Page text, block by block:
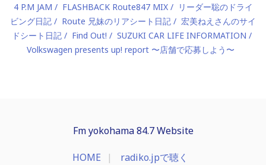
4 P.M JAM
FLASHBACK Route847 MIX
リーダー聡のドライ
ビング日記
Route 兄妹のリアシート日記
宏美ねえさんのサイ
ドシート日記
Find Out!
SUZUKI CAR LIFE INFORMATION
Volkswagen presents up! report 〜店舗で応募しよう〜
Fm yokohama 84.7 Website
HOME radiko.jpで聴く